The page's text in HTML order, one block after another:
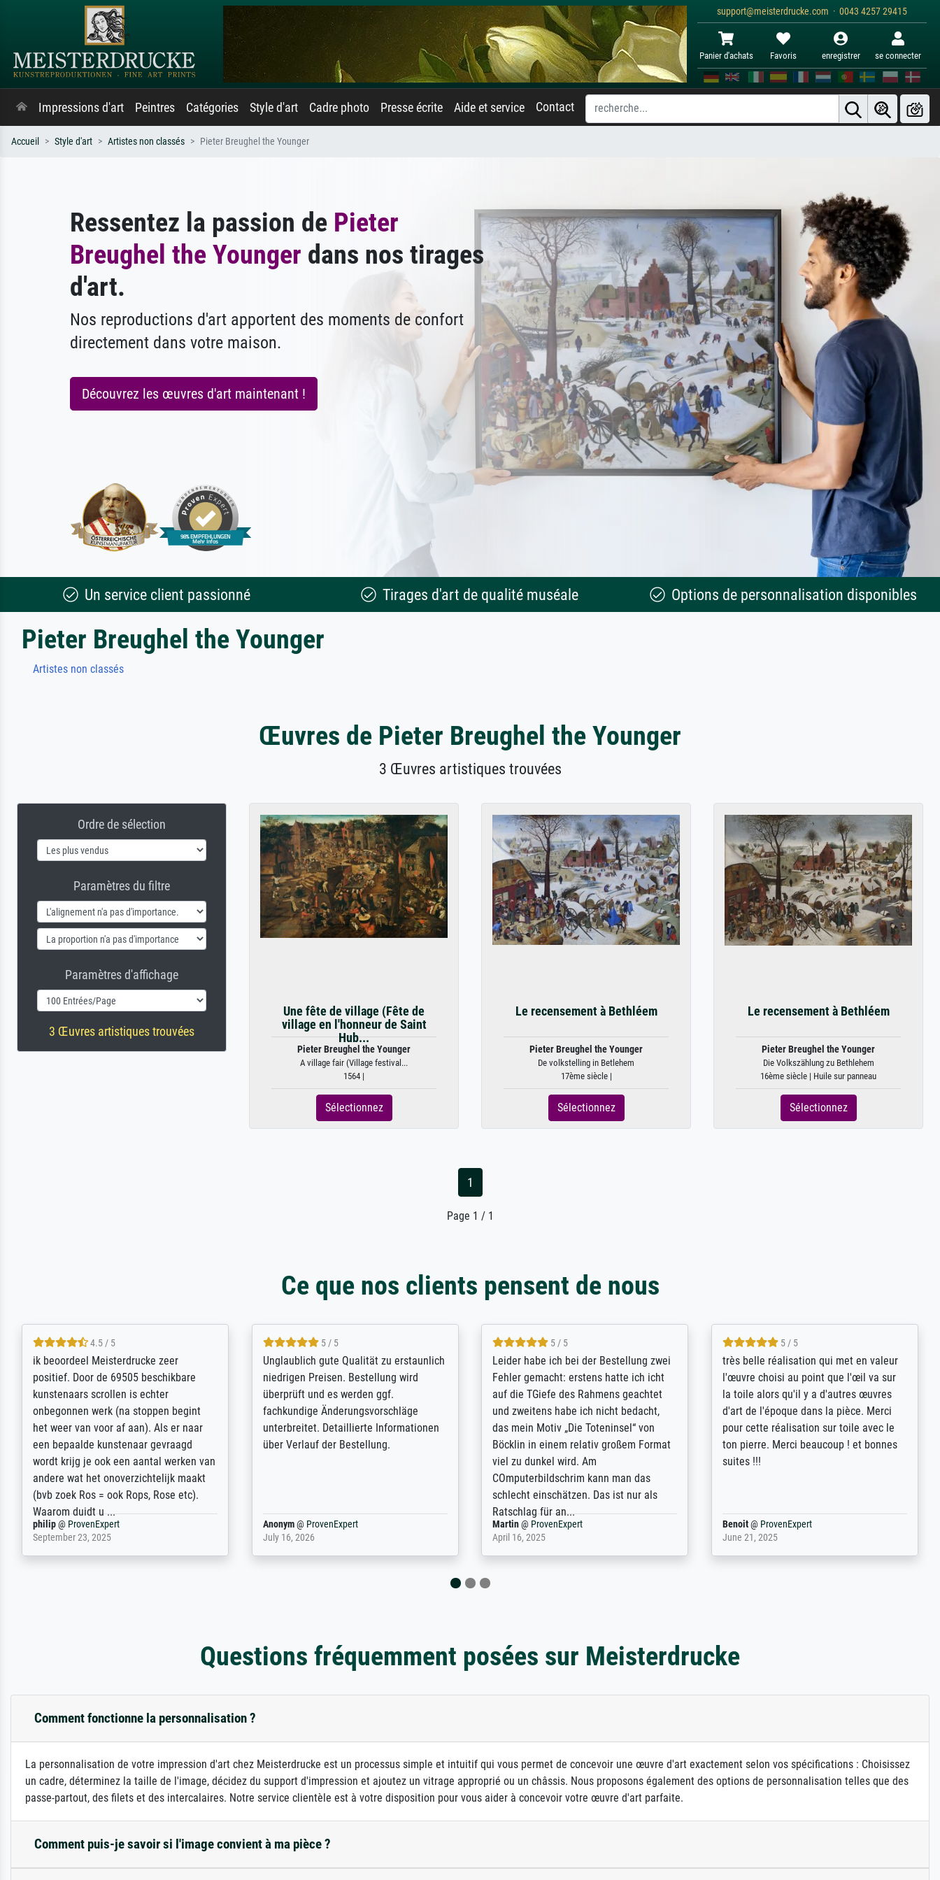
support@meisterdrucke.com · 0043 4257 29415
Panier d'achats Favoris enregistrer se connecter
Impressions d'art Peintres Catégories Style d'art Cadre photo Presse écrite Aide et service Contact
Accueil Style d'art Artistes non classés Pieter Breughel the Younger
Ressentez la passion de Pieter
Breughel the Younger dans nos tirages
d'art.
Nos reproductions d'art apportent des moments de confort
directement dans votre maison.
Découvrez les œuvres d'art maintenant !
Un service client passionné Tirages d'art de qualité muséale Options de personnalisation disponibles
Pieter Breughel the Younger
Artistes non classés
Œuvres de Pieter Breughel the Younger
3 Œuvres artistiques trouvées
Ordre de sélection
Paramètres du filtre
Paramètres d'affichage
3 Œuvres artistiques trouvées
Une fête de village (Fête de
village en l'honneur de Saint
Hub...
Pieter Breughel the Younger
A village fair (Village festival...
1564 |
Sélectionnez
Le recensement à Bethléem
Pieter Breughel the Younger
De volkstelling in Betlehem
17ème siècle |
Sélectionnez
Le recensement à Bethléem
Pieter Breughel the Younger
Die Volkszählung zu Bethlehem
16ème siècle | Huile sur panneau
Sélectionnez
1
Page 1 / 1
Ce que nos clients pensent de nous
5 / 5
Die Zufriedenheit ist auch nicht dadurch
getrübt, dass das Bild entgegen einer
angegebenen Lieferanschrift (sollte
eine Überraschung für die normannische
Ehefrau sein zum Hochzeits- gleichzeitig
auch Geburtstag sein) doch nach zu
Hause zugestellt wurde.
Jürgen@ProvenExpert
April 22, 2026
5 / 5
Excellent / Highly recommended. The
selection, ordering and payment process
were easy, shipping was efficient and
the item itself exceeds expectations. I
am based in the UK and found the site
searching for a specific print - I am very
SJL@ProvenExpert
December 2, 2025
5 / 5
The team at Meisterdrucke strives to
meet its clients demands, and provides
expert advice on how to obtain the best
results for the prints requested by the
client. The company has a vast
repertoire of prints to choose from, and
will provide excellent service also with
regards to prints which are not in that
repertoire. Highly recommended!
Anonym@ProvenExpert
April 22, 2026
5 / 5
eine große Auswahl an Bildern und
deren Reproduktionsmöglichkeiten;
wurde sehr gut durch die einzelnen
Bestellkriterien geführt, verständliche
Erklärungen, z.B. mit Bilddarstellungen,
werde auf jeden Fall meine guten
Erfahrungen weitergeben.
Anonym@ProvenExpert
May 13, 2026
Questions fréquemment posées sur Meisterdrucke
Comment fonctionne la personnalisation ?
La personnalisation de votre impression d'art chez Meisterdrucke est un processus simple et intuitif qui vous permet de concevoir une œuvre d'art exactement selon vos spécifications : Choisissez
un cadre, déterminez la taille de l'image, décidez du support d'impression et ajoutez un vitrage approprié ou un châssis. Nous proposons également des options de personnalisation telles que des
passe-partout, des filets et des intercalaires. Notre service clientèle est à votre disposition pour vous aider à concevoir votre œuvre d'art parfaite.
Comment puis-je savoir si l'image convient à ma pièce ?